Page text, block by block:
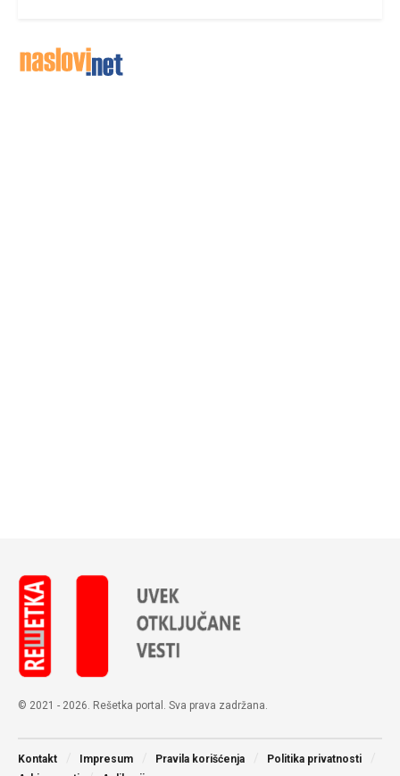
© 2021 - 2026. Rešetka portal. Sva prava zadržana.
Kontakt Impresum Pravila korišćenja
Politika privatnosti